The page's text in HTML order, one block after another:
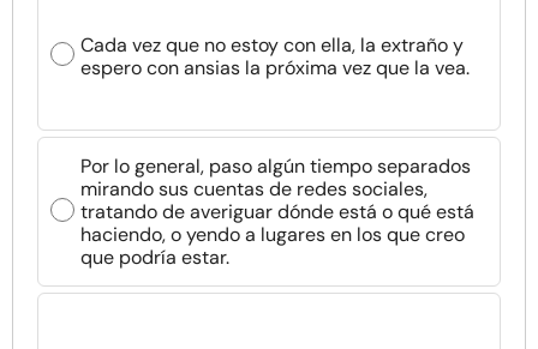
Cada vez que no estoy con ella, la extraño y
espero con ansias la próxima vez que la vea.
Por lo general, paso algún tiempo separados
mirando sus cuentas de redes sociales,
tratando de averiguar dónde está o qué está
haciendo, o yendo a lugares en los que creo
que podría estar.